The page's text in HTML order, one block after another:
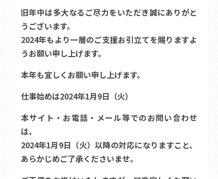
旧年中は多大なるご尽力をいただき誠にありがと
うございます。
2024年もより一層のご支援お引立てを賜りますよ
うお願い申し上げます。
本年も宜しくお願い申し上げます。
仕事始めは2024年1月9日（火）
本サイト・お電話・メール等でのお問い合わせ
は、
2024年1月9日（火）以降の対応になりますこと、
あらかじめご了承くださいませ。